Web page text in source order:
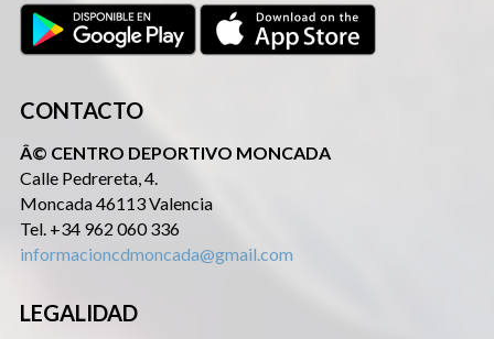
CONTACTO
Â© CENTRO DEPORTIVO MONCADA
Calle Pedrereta, 4.
Moncada 46113 Valencia
Tel. +34 962 060 336
informacioncdmoncada@gmail.com
LEGALIDAD